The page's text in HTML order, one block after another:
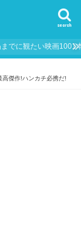
search
までに観たい映画1001
高傑作!ハンカチ必携だ!